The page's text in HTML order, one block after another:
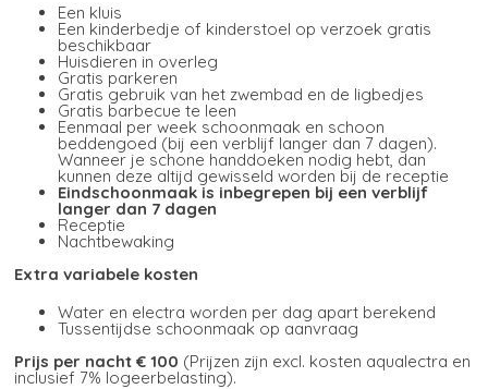
Een kluis
Een kinderbedje of kinderstoel op verzoek gratis
beschikbaar
Huisdieren in overleg
Gratis parkeren
Gratis gebruik van het zwembad en de ligbedjes
Gratis barbecue te leen
Eenmaal per week schoonmaak en schoon
beddengoed (bij een verblijf langer dan 7 dagen).
Wanneer je schone handdoeken nodig hebt, dan
kunnen deze altijd gewisseld worden bij de receptie
Eindschoonmaak is inbegrepen bij een verblijf
langer dan 7 dagen
Receptie
Nachtbewaking
Extra variabele kosten
Water en electra worden per dag apart berekend
Tussentijdse schoonmaak op aanvraag
Prijs per nacht € 100 (Prijzen zijn excl. kosten aqualectra en
inclusief 7% logeerbelasting).